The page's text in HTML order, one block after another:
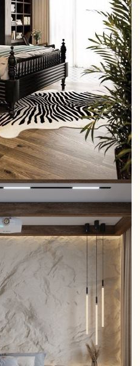
что в этом
влажность,
быть
фактора.
большим
кружек
в
загромождает
всего
несколько
свободы и